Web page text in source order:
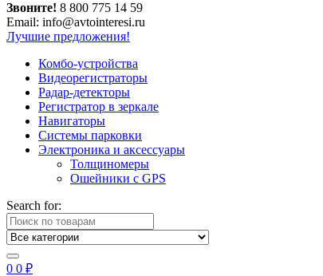
Звоните! 8 800 775 14 59
Email: info@avtointeresi.ru
Лучшие предложения!
Комбо-устройства
Видеорегистраторы
Радар-детекторы
Регистратор в зеркале
Навигаторы
Системы парковки
Электроника и аксессуары
Толщиномеры
Ошейники с GPS
Search for:
0 0 ₽